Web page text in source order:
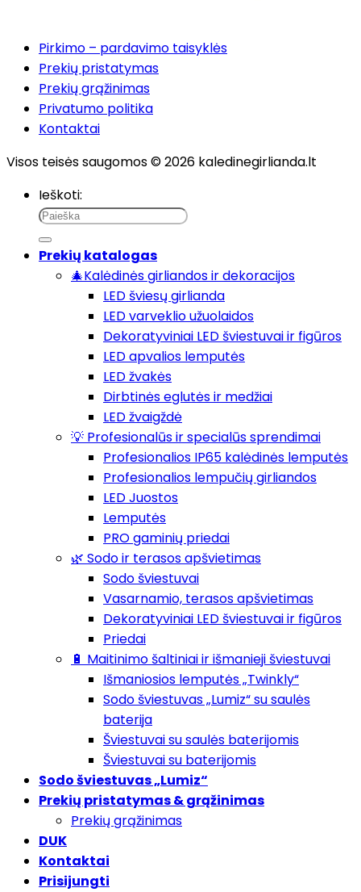
Pirkimo – pardavimo taisyklės
Prekių pristatymas
Prekių grąžinimas
Privatumo politika
Kontaktai
Visos teisės saugomos © 2026 kaledinegirlianda.lt
Ieškoti:
Prekių katalogas
🎄Kalėdinės girliandos ir dekoracijos
LED šviesų girlianda
LED varveklio užuolaidos
Dekoratyviniai LED šviestuvai ir figūros
LED apvalios lemputės
LED žvakės
Dirbtinės eglutės ir medžiai
LED žvaigždė
💡 Profesionalūs ir specialūs sprendimai
Profesionalios IP65 kalėdinės lemputės
Profesionalios lempučių girliandos
LED Juostos
Lemputės
PRO gaminių priedai
🌿 Sodo ir terasos apšvietimas
Sodo šviestuvai
Vasarnamio, terasos apšvietimas
Dekoratyviniai LED šviestuvai ir figūros
Priedai
🔋 Maitinimo šaltiniai ir išmanieji šviestuvai
Išmaniosios lemputės „Twinkly“
Sodo šviestuvas „Lumiz“ su saulės
baterija
Šviestuvai su saulės baterijomis
Šviestuvai su baterijomis
Sodo šviestuvas „Lumiz“
Prekių pristatymas & grąžinimas
Prekių grąžinimas
DUK
Kontaktai
Prisijungti